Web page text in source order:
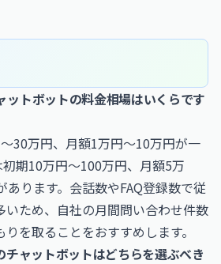
ットボットの料金相場はいくらです
30万円、月額1万円〜10万円が一
期10万円〜100万円、月額5万
あります。会話数やFAQ登録数で従
いため、自社の月間問い合わせ件数
を取ることをおすすめします。
チャットボットはどちらを選ぶべき